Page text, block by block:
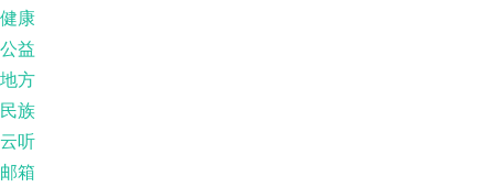
健康
公益
地方
民族
云听
邮箱